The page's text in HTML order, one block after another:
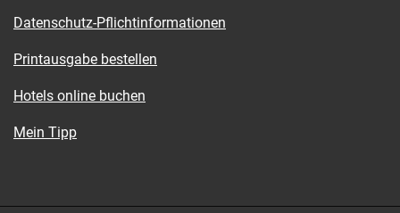
Datenschutz-Pflichtinformationen
Printausgabe bestellen
Hotels online buchen
Mein Tipp